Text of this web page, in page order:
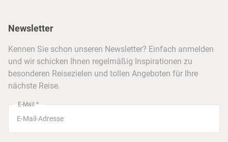
FAQ
Barrierefreiheitserklärung
Hotels & Unterkünfte
Kreuzfahrten
Busreisen
Frankfurt
Stuttgart
Newsletter
Kennen Sie schon unseren Newsletter? Einfach anmelden
und wir schicken Ihnen regelmäßig Inspirationen zu
besonderen Reisezielen und tollen Angeboten für Ihre
nächste Reise.
E-Mail *